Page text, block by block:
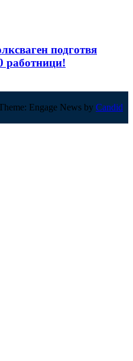
подготвя
работници!
Engage News by Candid